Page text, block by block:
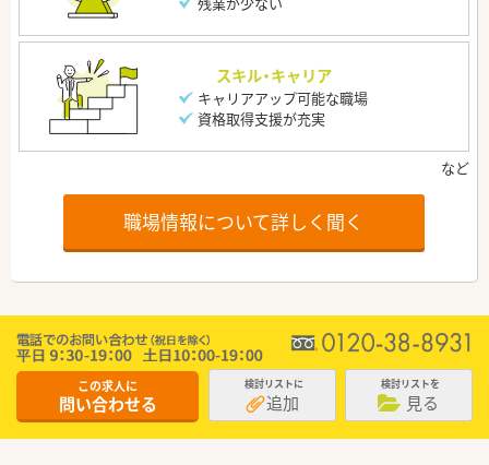
スキル・キャリア
キャリアアップ可能な職場
資格取得支援が充実
職場情報について詳しく聞く
この求人に
問い合わせる
検討リストに
追加
検討リストを
見る